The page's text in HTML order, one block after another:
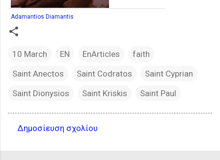
Adamantios Diamantis
10 March EN EnArticles
faith
Saint Anectos
Saint Codratos
Saint Cyprian
Saint Dionysios
Saint Kriskis Saint Paul
Δημοσίευση σχολίου